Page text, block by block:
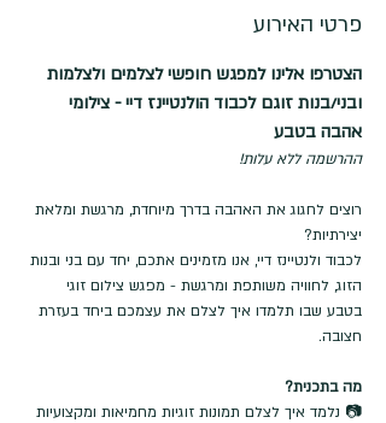
פרטי האירוע
הצטרפו אלינו למפגש חופשי לצלמים ולצלמות
ובני/בנות זוגם לכבוד הולנטיינז דיי - צילומי
אהבה בטבע
ההרשמה ללא עלות!
רוצים לחגוג את האהבה בדרך מיוחדת, מרגשת ומלאת
יצירתיות?
לכבוד ולנטיינז דיי, אנו מזמינים אתכם, יחד עם בני ובנות
הזוג, לחוויה משותפת ומרגשת - מפגש צילום זוגי
בטבע שבו תלמדו איך לצלם את עצמכם ביחד בעזרת
חצובה.
מה בתכנית?
📷 נלמד איך לצלם תמונות זוגיות מחמיאות ומקצועיות